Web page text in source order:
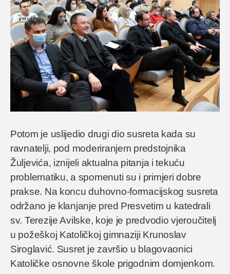
Potom je uslijedio drugi dio susreta kada su
ravnatelji, pod moderiranjem predstojnika
Žuljevića, iznijeli aktualna pitanja i tekuću
problematiku, a spomenuti su i primjeri dobre
prakse. Na koncu duhovno-formacijskog susreta
održano je klanjanje pred Presvetim u katedrali
sv. Terezije Avilske, koje je predvodio vjeroučitelj
u požeškoj Katoličkoj gimnaziji Krunoslav
Siroglavić. Susret je završio u blagovaonici
Katoličke osnovne škole prigodnim domjenkom.